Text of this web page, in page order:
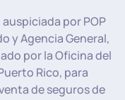
por POP
y Agencia General,
por la Oficina del
Rico, para
de seguros de